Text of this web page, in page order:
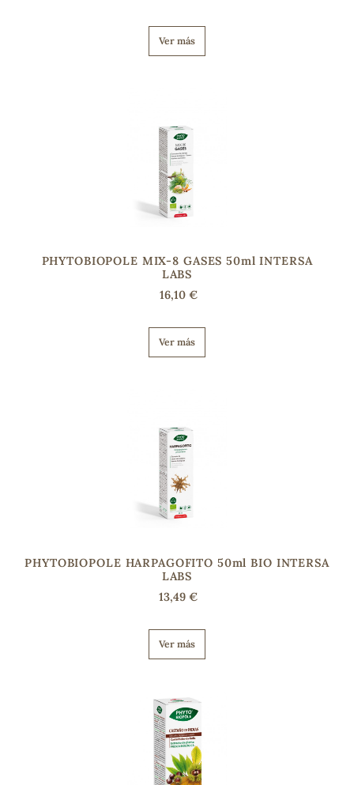
Ver más
PHYTOBIOPOLE MIX-8 GASES 50ml INTERSA
LABS
16,10 €
Ver más
PHYTOBIOPOLE HARPAGOFITO 50ml BIO INTERSA
LABS
13,49 €
Ver más